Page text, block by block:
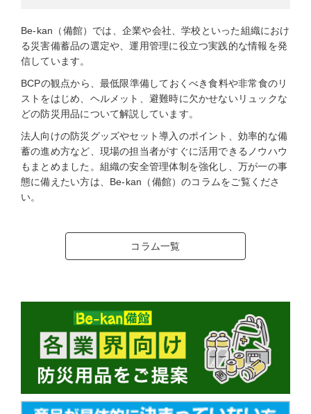
Be-kan（備館）では、企業や会社、学校といった組織におけ
る災害備蓄品の選定や、運用管理に役立つ実践的な情報を発
信しています。
BCPの観点から、最低限準備しておくべき食料や非常食のリ
ストをはじめ、ヘルメット、避難時に欠かせないリュックな
どの防災用品について解説しています。
法人向けの防災グッズやセット導入のポイント、効率的な備
蓄の進め方など、現場の担当者がすぐに活用できるノウハウ
もまとめました。組織の安全管理体制を強化し、万が一の事
態に備えたい方は、Be-kan（備館）のコラムをご覧くださ
い。
コラム一覧